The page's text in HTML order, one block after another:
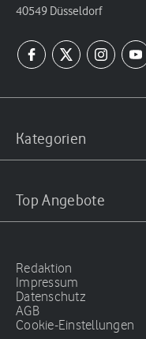
40549 Düsseldorf
Kategorien
Top Angebote
Redaktion
Impressum
Datenschutz
AGB
Cookie-Einstellungen